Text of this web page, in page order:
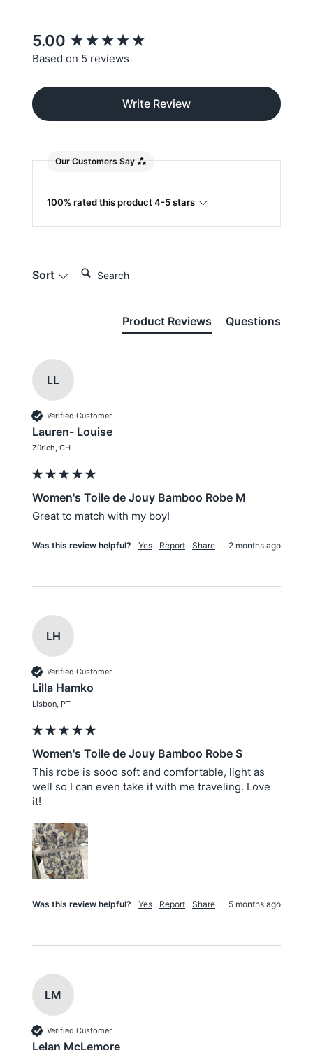
5.00
Based on 5 reviews
Write Review
Our Customers Say
100% rated this product 4-5 stars
Sort
Product Reviews Questions
LL
Verified Customer
Lauren- Louise
Zürich, CH
Women's Toile de Jouy Bamboo Robe M
Great to match with my boy!
Was this review helpful? Yes Report Share 2 months ago
LH
Verified Customer
Lilla Hamko
Lisbon, PT
Women's Toile de Jouy Bamboo Robe S
This robe is sooo soft and comfortable, light as
well so I can even take it with me traveling. Love
it!
Was this review helpful? Yes Report Share 5 months ago
LM
Verified Customer
Lelan McLemore
New content loaded